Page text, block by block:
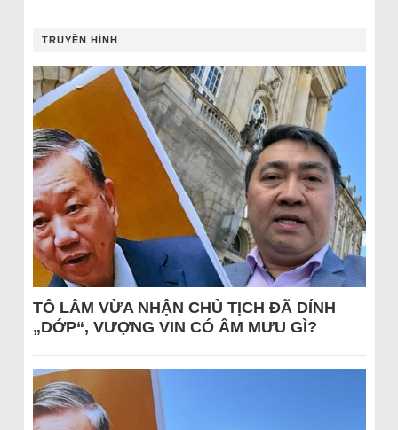
TRUYỀN HÌNH
TÔ LÂM VỪA NHẬN CHỦ TỊCH ĐÃ DÍNH
„DỚP“, VƯỢNG VIN CÓ ÂM MƯU GÌ?